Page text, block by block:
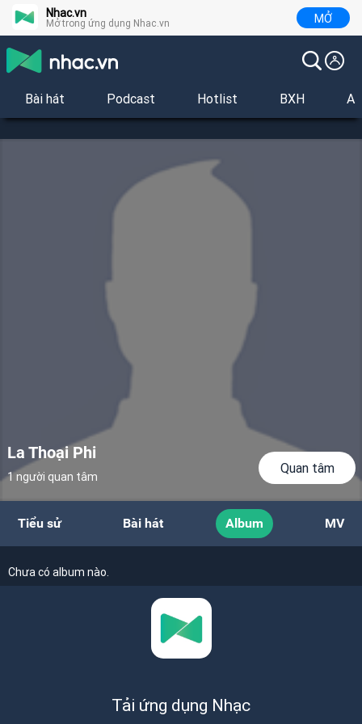
Nhac.vn
Mở trong ứng dụng Nhac.vn MỞ
Bài hát Podcast Hotlist BXH
La Thoại Phi
1 người quan tâm
Quan tâm
Tiểu sử Bài hát Album MV
Chưa có album nào.
Tải ứng dụng Nhạc